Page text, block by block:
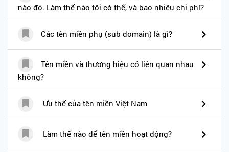
nào đó. Làm thế nào tôi có thể, và bao nhiêu chi phí?
Các tên miền phụ (sub domain) là gì?
Tên miền và thương hiệu có liên quan nhau
không?
Ưu thế của tên miền Việt Nam
Làm thế nào để tên miền hoạt động?